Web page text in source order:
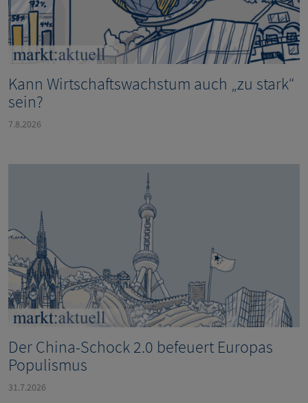
Kann Wirtschaftswachstum auch „zu stark“
sein?
7.8.2026
Der China-Schock 2.0 befeuert Europas
Populismus
31.7.2026